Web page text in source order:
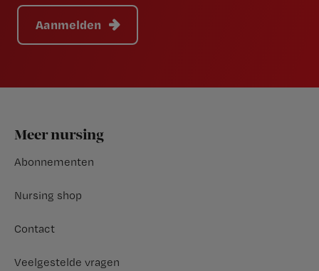
Aanmelden
Footer
Meer nursing
Abonnementen
Nursing shop
Contact
Veelgestelde vragen